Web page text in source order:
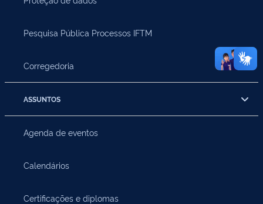
Pesquisa Pública Processos IFTM
Corregedoria
ASSUNTOS
Agenda de eventos
Calendários
Certificações e diplomas